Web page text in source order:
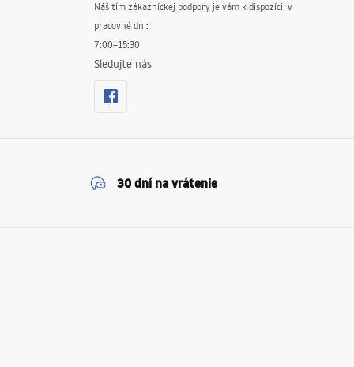
Náš tím zákazníckej podpory je vám k dispozícii v
pracovné dni:
7:00–15:30
Sledujte nás
30 dní na vrátenie